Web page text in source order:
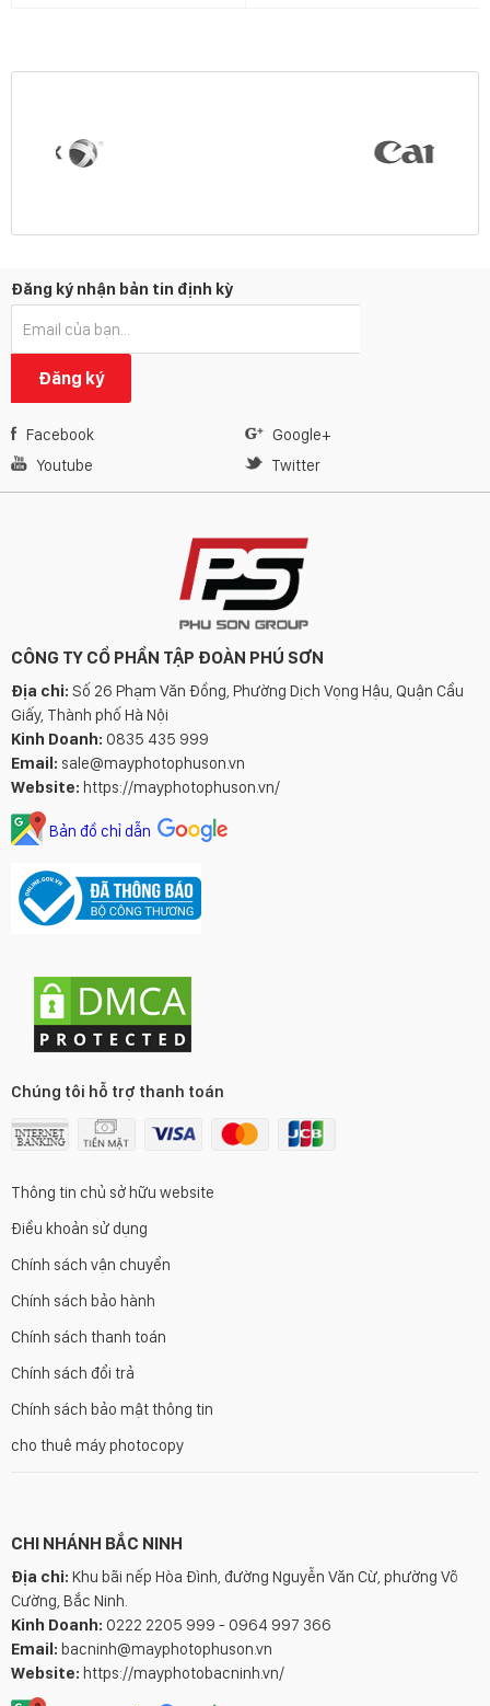
Đăng ký nhận bản tin định kỳ
Đăng ký
Facebook
Google+
Youtube
Twitter
CÔNG TY CỔ PHẦN TẬP ĐOÀN PHÚ SƠN
Địa chỉ: Số 26 Phạm Văn Đồng, Phường Dịch Vọng Hậu, Quận Cầu
Giấy, Thành phố Hà Nội
Kinh Doanh: 0835 435 999
Email: sale@mayphotophuson.vn
Website: https://mayphotophuson.vn/
Bản đồ chỉ dẫn
Chúng tôi hỗ trợ thanh toán
Thông tin chủ sở hữu website
Điều khoản sử dụng
Chính sách vận chuyển
Chính sách bảo hành
Chính sách thanh toán
Chính sách đổi trả
Chính sách bảo mật thông tin
cho thuê máy photocopy
CHI NHÁNH BẮC NINH
Địa chỉ: Khu bãi nếp Hòa Đình, đường Nguyễn Văn Cừ, phường Võ
Cường, Bắc Ninh.
Kinh Doanh: 0222 2205 999 - 0964 997 366
Email: bacninh@mayphotophuson.vn
Website: https://mayphotobacninh.vn/